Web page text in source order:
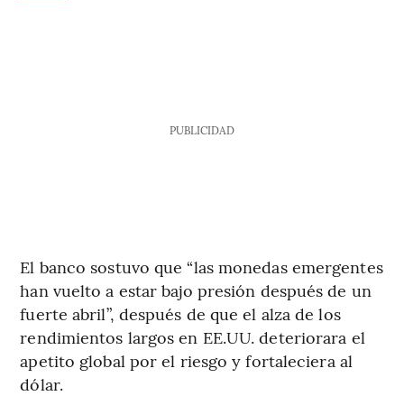
PUBLICIDAD
El banco sostuvo que “las monedas emergentes
han vuelto a estar bajo presión después de un
fuerte abril”, después de que el alza de los
rendimientos largos en EE.UU. deteriorara el
apetito global por el riesgo y fortaleciera al
dólar.